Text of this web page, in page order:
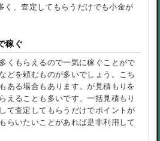
く、査定してもらうだけでも小金が
稼ぐ
くもらえるので一気に稼ぐことがで
どを頼むものが多いでしょう。こち
ある場合もあります。が見積もりを
えることも多いです。一括見積もり
て査定してもらうだけでポイントが
らいたいことがあれば是非利用して